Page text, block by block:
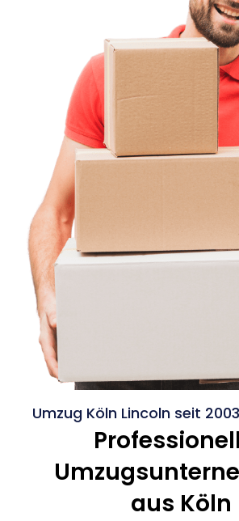
Umzug Köln Lincoln seit 2003
aus Köln